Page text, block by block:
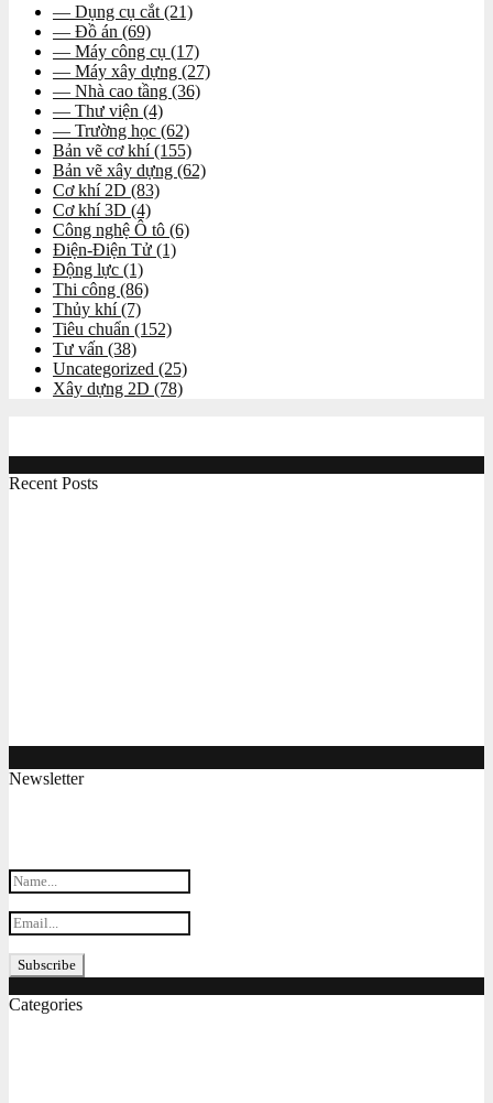
— Dụng cụ cắt (21)
— Đồ án (69)
— Máy công cụ (17)
— Máy xây dựng (27)
— Nhà cao tầng (36)
— Thư viện (4)
— Trường học (62)
Bản vẽ cơ khí(155)
Bản vẽ xây dựng (62)
Cơ khí 2D (83)
Cơ khí 3D (4)
Công nghệ Ô tô (6)
Điện-Điện Tử (1)
Động lực (1)
Thi công (86)
Thủy khí(7)
Tiêu chuẩn (152)
Tư vấn (38)
Uncategorized (25)
Xây dựng 2D (78)
Recent Posts
Newsletter
Categories